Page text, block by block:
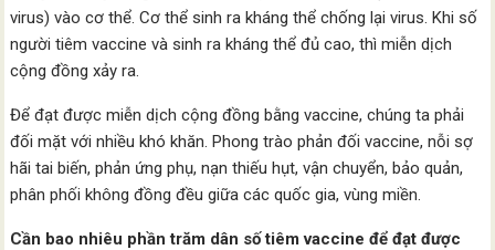
virus) vào cơ thể. Cơ thể sinh ra kháng thể chống lại virus. Khi số
người tiêm vaccine và sinh ra kháng thể đủ cao, thì miễn dịch
cộng đồng xảy ra.
Để đạt được miễn dịch cộng đồng bằng vaccine, chúng ta phải
đối mặt với nhiều khó khăn. Phong trào phản đối vaccine, nỗi sợ
hãi tai biến, phản ứng phụ, nạn thiếu hụt, vận chuyển, bảo quản,
phân phối không đồng đều giữa các quốc gia, vùng miền.
Cần bao nhiêu phần trăm dân số tiêm vaccine để đạt được